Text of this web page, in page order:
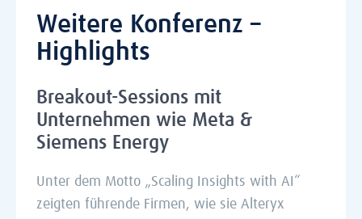
Weitere Konferenz –
Highlights
Breakout-Sessions mit
Unternehmen wie Meta &
Siemens Energy
Unter dem Motto „Scaling Insights with AI“
zeigten führende Firmen, wie sie Alteryx